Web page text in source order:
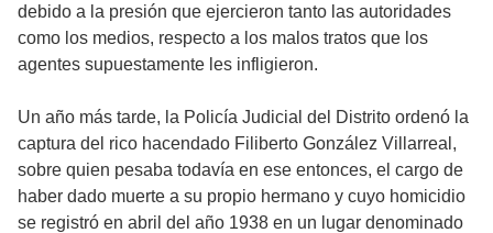
debido a la presión que ejercieron tanto las autoridades
como los medios, respecto a los malos tratos que los
agentes supuestamente les infligieron.
Un año más tarde, la Policía Judicial del Distrito ordenó la
captura del rico hacendado Filiberto González Villarreal,
sobre quien pesaba todavía en ese entonces, el cargo de
haber dado muerte a su propio hermano y cuyo homicidio
se registró en abril del año 1938 en un lugar denominado